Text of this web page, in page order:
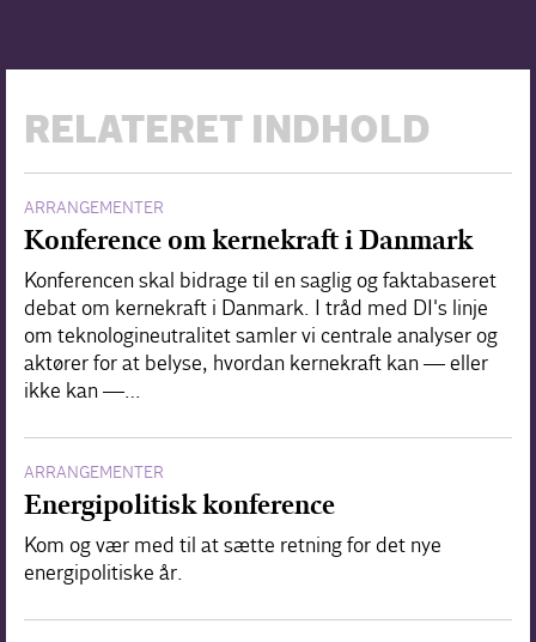
RELATERET INDHOLD
ARRANGEMENTER
Konference om kernekraft i Danmark
Konferencen skal bidrage til en saglig og faktabaseret
debat om kernekraft i Danmark. I tråd med DI's linje
om teknologineutralitet samler vi centrale analyser og
aktører for at belyse, hvordan kernekraft kan — eller
ikke kan —…
ARRANGEMENTER
Energipolitisk konference
Kom og vær med til at sætte retning for det nye
energipolitiske år.